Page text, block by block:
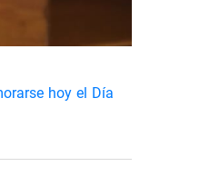
hoy el Día